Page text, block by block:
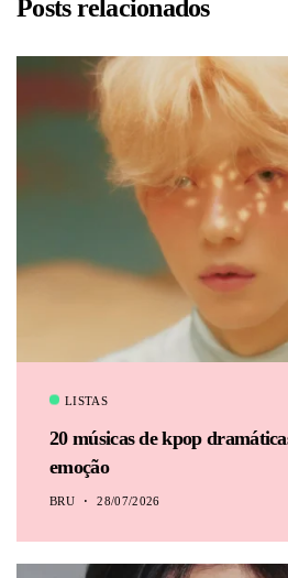
BRU
Posts relacionados
LISTAS
20 músicas de kpop
emoção
BRU 28/07/2026